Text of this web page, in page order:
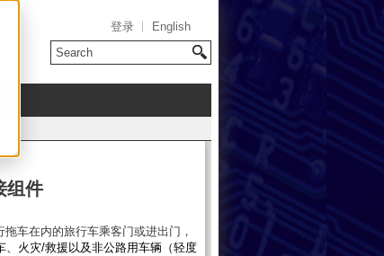
登录 English
组件
车在内的旅行车乘客门或进出门，
火灾/救援以及非公路用车辆（轻度